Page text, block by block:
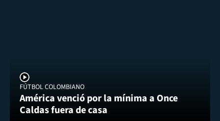
FÚTBOL COLOMBIANO
América venció por la mínima a Once
Caldas fuera de casa